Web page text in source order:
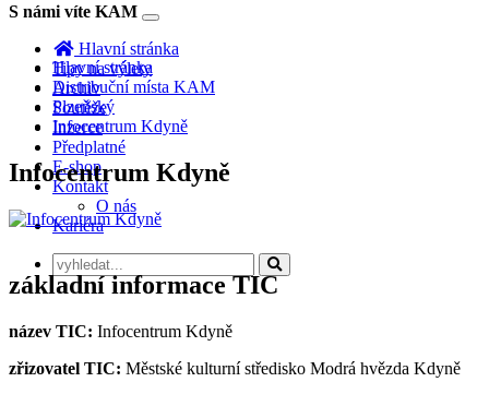
S námi víte KAM
Toggle
navigation
Hlavní stránka
Tipy na výlety
Archiv
Soutěže
Inzerce
Předplatné
E-shop
Kontakt
O nás
Kariéra
Hlavní stránka
Distribuční místa KAM
Plzeňský
Infocentrum Kdyně
Infocentrum Kdyně
základní informace TIC
název TIC: Infocentrum Kdyně
zřizovatel TIC: Městské kulturní středisko Modrá hvězda Kdyně